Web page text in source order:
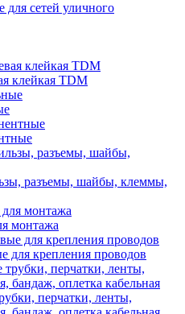
сетей уличного
клейкая TDM
разъемы, шайбы, клеммы,
монтажа
для крепления проводов
перчатки, ленты,